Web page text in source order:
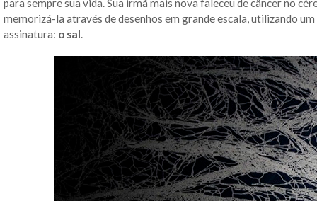
memorizá-la através de desenhos em grande escala, utilizando
assinatura: o sal